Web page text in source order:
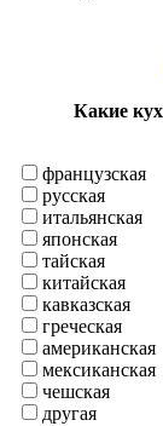
Какие
французская
русская
итальянская
японская
тайская
китайская
кавказская
греческая
американская
мексиканская
чешская
другая